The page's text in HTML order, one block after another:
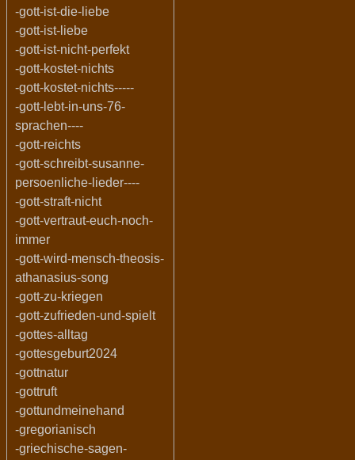
-gott-ist-die-liebe
-gott-ist-liebe
-gott-ist-nicht-perfekt
-gott-kostet-nichts
-gott-kostet-nichts-----
-gott-lebt-in-uns-76-
sprachen----
-gott-reichts
-gott-schreibt-susanne-
persoenliche-lieder----
-gott-straft-nicht
-gott-vertraut-euch-noch-
immer
-gott-wird-mensch-theosis-
athanasius-song
-gott-zu-kriegen
-gott-zufrieden-und-spielt
-gottes-alltag
-gottesgeburt2024
-gottnatur
-gottruft
-gottundmeinehand
-gregorianisch
-griechische-sagen-